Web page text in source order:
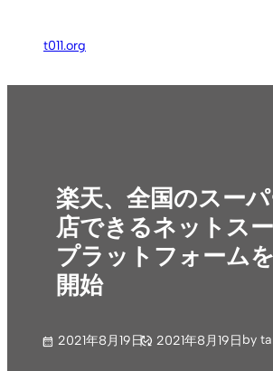
ス
t011.org
楽天、全国のスー
店できるネットス
プラットフォーム
開始
2021年8月19日 2021年8月19日by